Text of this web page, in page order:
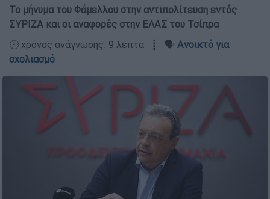
Το μήνυμα του Φάμελλου στην αντιπολίτευση εντός
ΣΥΡΙΖΑ και οι αναφορές στην ΕΛΑΣ του Τσίπρα
🕛 χρόνος ανάγνωσης: 9 λεπτά ┋ 🗣️ Ανοικτό για
σχολιασμό